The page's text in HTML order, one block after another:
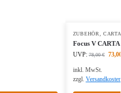
ZUBEHÖR ,
Focus V
UVP: 78,00€
inkl. MwSt.
zzgl. Versandkosten